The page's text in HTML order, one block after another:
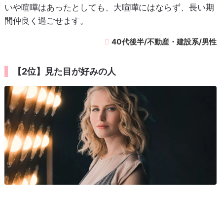
いや喧嘩はあったとしても、大喧嘩にはならず、長い期
間仲良く過ごせます。
40代後半/不動産・建設系/男性
【2位】見た目が好みの人